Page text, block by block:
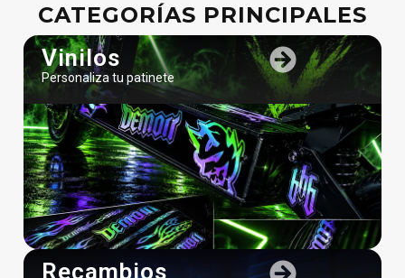
CATEGORÍAS PRINCIPALES
Vinilos
Personaliza tu patinete
Recambios